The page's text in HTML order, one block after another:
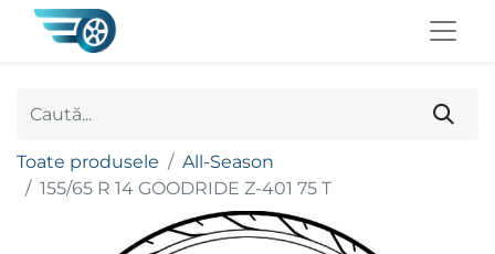
Toate produsele
All-Season
155/65 R 14 GOODRIDE Z-401 75 T